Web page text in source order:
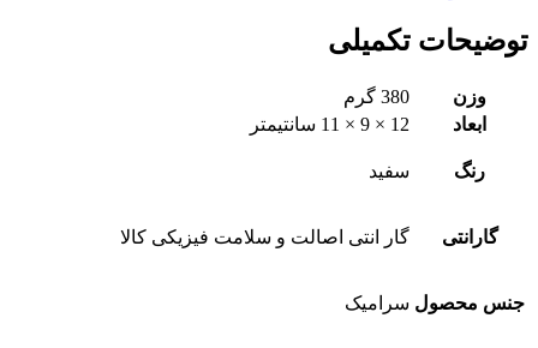
توضیحات تکمیلی
وزن
380 گرم
ابعاد
12 × 9 × 11 سانتیمتر
رنگ سفید
گارانتی گار انتی اصالت و سلامت فیزیکی کالا
جنس محصول سرامیک